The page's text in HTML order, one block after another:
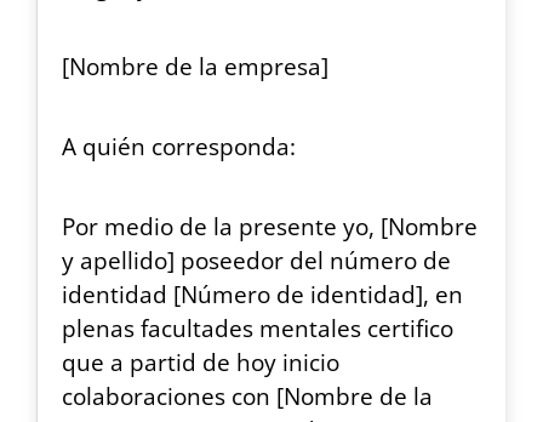
[Nombre de la empresa]
A quién corresponda:
Por medio de la presente yo, [Nombre
y apellido] poseedor del número de
identidad [Número de identidad], en
plenas facultades mentales certifico
que a partid de hoy inicio
colaboraciones con [Nombre de la